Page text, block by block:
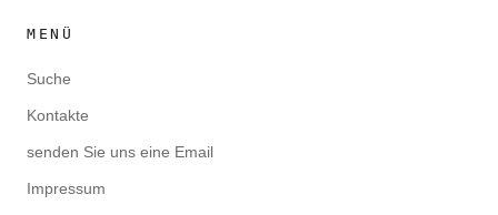
MENÜ
Suche
Kontakte
senden Sie uns eine Email
Impressum